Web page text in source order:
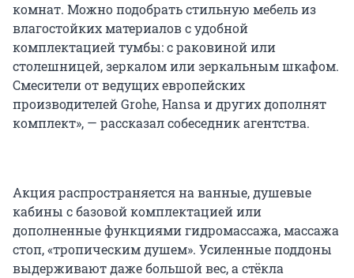
комнат. Можно подобрать стильную мебель из
влагостойких материалов с удобной
комплектацией тумбы: с раковиной или
столешницей, зеркалом или зеркальным шкафом.
Смесители от ведущих европейских
производителей Grohe, Hansa и других дополнят
комплект», — рассказал собеседник агентства.
Акция распространяется на ванные, душевые
кабины с базовой комплектацией или
дополненные функциями гидромассажа, массажа
стоп, «тропическим душем». Усиленные поддоны
выдерживают даже большой вес, а стёкла